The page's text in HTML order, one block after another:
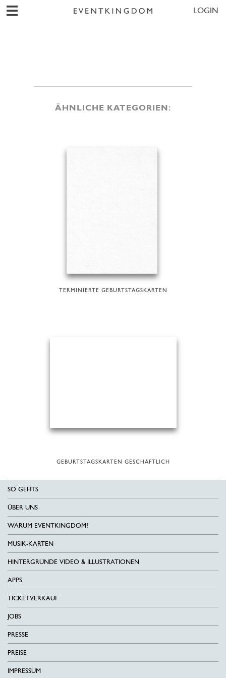
LOGIN
ÄHNLICHE KATEGORIEN:
TERMINIERTE GEBURTSTAGSKARTEN
GEBURTSTAGSKARTEN GESCHÄFTLICH
SO GEHTS
ÜBER UNS
WARUM EVENTKINGDOM?
MUSIK-KARTEN
HINTERGRÜNDE VIDEO & ILLUSTRATIONEN
APPS
TICKETVERKAUF
JOBS
PRESSE
PREISE
IMPRESSUM